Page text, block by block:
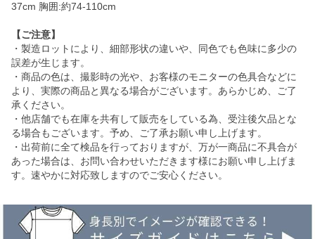
37cm 胸囲:約74-110cm
【ご注意】
・製造ロットにより、細部形状の違いや、同色でも色味に多少の
誤差が生じます。
・商品の色は、撮影時の光や、お客様のモニターの色具合などに
より、実際の商品と異なる場合がございます。あらかじめ、ご了
承ください。
・他店舗でも在庫を共有して販売をしている為、受注後欠品とな
る場合もございます。予め、ご了承お願い申し上げます。
・出荷前に全て検品を行っておりますが、万が一商品に不具合が
あった場合は、お問い合わせいただきます様にお願い申し上げま
す。速やかに対応致しますのでご安心ください。